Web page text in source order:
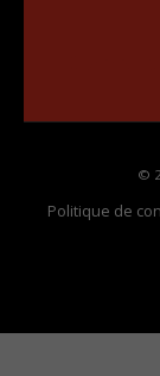
©
Politique de